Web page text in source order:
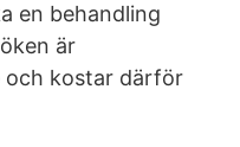
en behandling
är
och kostar därför